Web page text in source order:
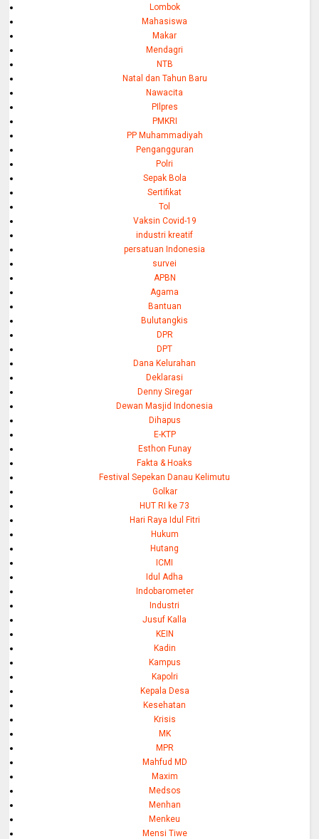
Lombok
Mahasiswa
Makar
Mendagri
NTB
Natal dan Tahun Baru
Nawacita
PIlpres
PMKRI
PP Muhammadiyah
Pengangguran
Polri
Sepak Bola
Sertifikat
Tol
Vaksin Covid-19
industri kreatif
persatuan Indonesia
survei
APBN
Agama
Bantuan
Bulutangkis
DPR
DPT
Dana Kelurahan
Deklarasi
Denny Siregar
Dewan Masjid Indonesia
Dihapus
E-KTP
Esthon Funay
Fakta & Hoaks
Festival Sepekan Danau Kelimutu
Golkar
HUT RI ke 73
Hari Raya Idul Fitri
Hukum
Hutang
ICMI
Idul Adha
Indobarometer
Industri
Jusuf Kalla
KEIN
Kadin
Kampus
Kapolri
Kepala Desa
Kesehatan
Krisis
MK
MPR
Mahfud MD
Maxim
Medsos
Menhan
Menkeu
Mensi Tiwe